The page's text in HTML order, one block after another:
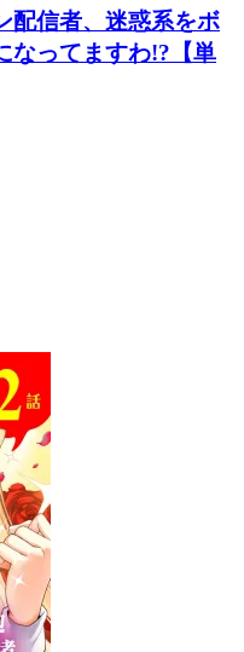
配信者、迷惑系をボ
なってますわ!?【単